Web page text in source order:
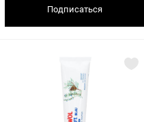
Подписаться